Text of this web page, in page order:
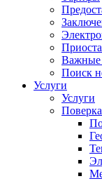
Важные
Поиск
Услуги
Услуги